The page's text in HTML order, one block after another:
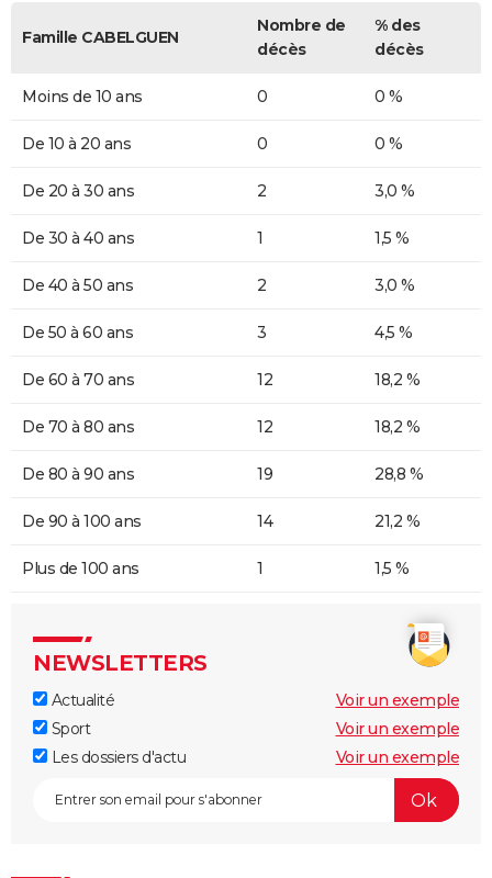
Famille CABELGUEN
Nombre de
décès
% des
décès
Moins de 10 ans 0 0 %
De 10 à 20 ans 0 0 %
De 20 à 30 ans 2 3,0 %
De 30 à 40 ans 1 1,5 %
De 40 à 50 ans 2 3,0 %
De 50 à 60 ans 3 4,5 %
De 60 à 70 ans 12 18,2 %
De 70 à 80 ans 12 18,2 %
De 80 à 90 ans 19 28,8 %
De 90 à 100 ans 14 21,2 %
Plus de 100 ans 1 1,5 %
NEWSLETTERS
Actualité
Voir un exemple
Sport
Voir un exemple
Les dossiers d'actu
Voir un exemple